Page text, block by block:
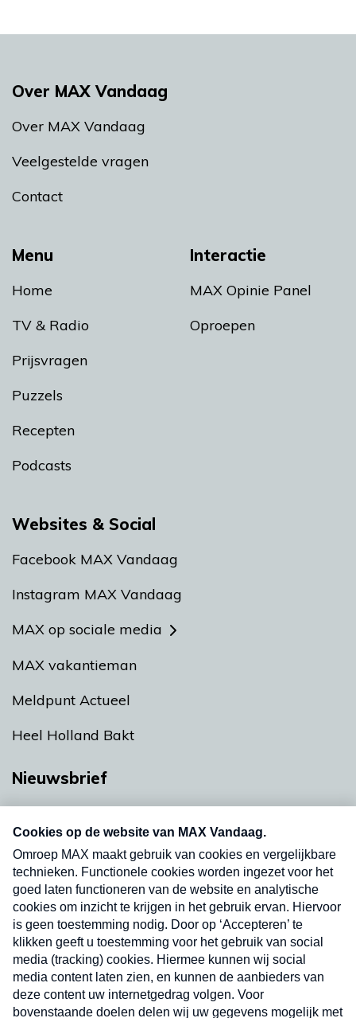
Menu
Home
TV & Radio
Prijsvragen
Puzzels
Recepten
Podcasts
Interactie
MAX Opinie Panel
Oproepen
Over MAX Vandaag
Over MAX Vandaag
Veelgestelde vragen
Contact
Websites & Social
Facebook MAX Vandaag
Instagram MAX Vandaag
MAX op sociale media
MAX vakantieman
Meldpunt Actueel
Heel Holland Bakt
Nieuwsbrief
nieuwsbrief. Elke vrijdag- en dinsdagochtend in
uw mailbox.
Verzend